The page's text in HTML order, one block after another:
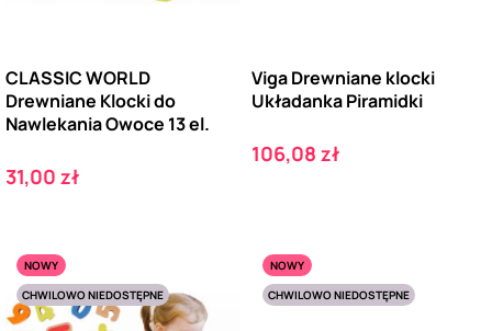
CLASSIC WORLD
Drewniane Klocki do
Nawlekania Owoce 13 el.
Cena
31,00 zł
Viga Drewniane klocki
Układanka Piramidki
Cena
106,08 zł
NOWY
CHWILOWO NIEDOSTĘPNE
NOWY
CHWILOWO NIEDOSTĘPNE